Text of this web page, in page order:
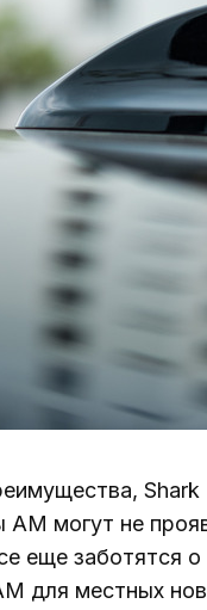
Shark
могут не
еще заботятся
для местных